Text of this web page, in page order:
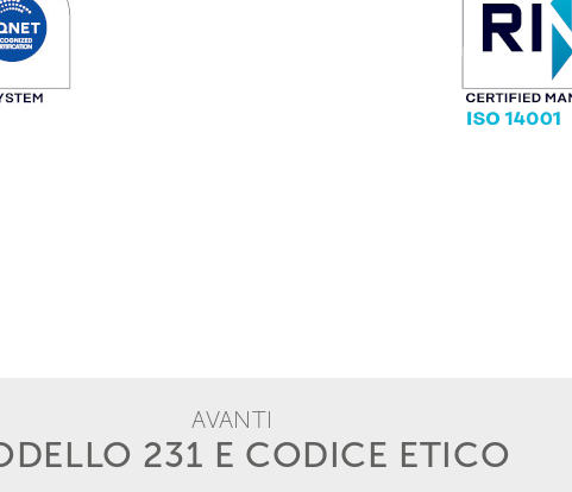
AVANTI
231 E CODICE ETICO